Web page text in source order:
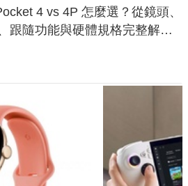
4 vs 4P 怎麼選？從鏡頭、
跟隨功能與硬體規格完整解